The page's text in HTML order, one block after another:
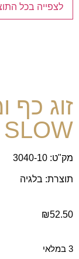
לצפייה בכל
זוג כף
SLOW נירוסטה 18/10
מק"ט: 3040-10
תוצרת: בלגיה
₪52.50
3 במלאי